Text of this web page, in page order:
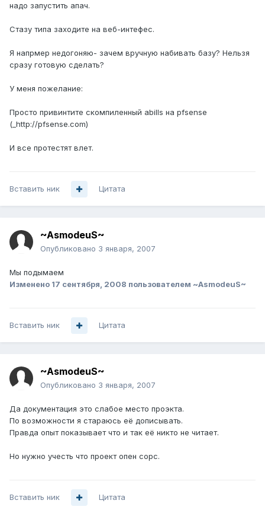
надо запустить апач.
Стазу типа заходите на веб-интефес.
Я напрмер недогоняю- зачем вручную набивать базу? Нельзя
сразу готовую сделать?
У меня пожелание:
Просто привинтите скомпиленный abills на pfsense
(_http://pfsense.com)
И все протестят влет.
Вставить ник Цитата
~AsmodeuS~
Опубликовано 3 января, 2007
Мы подымаем
Изменено 17 сентября, 2008 пользователем ~AsmodeuS~
Вставить ник Цитата
~AsmodeuS~
Опубликовано 3 января, 2007
Да документация это слабое место проэкта.
По возможности я стараюсь её дописывать.
Правда опыт показывает что и так её никто не читает.
Но нужно учесть что проект опен сорс.
Вставить ник Цитата